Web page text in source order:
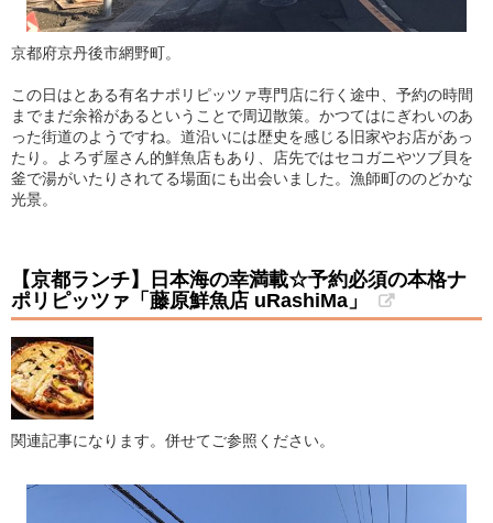
京都府京丹後市網野町。
この日はとある有名ナポリピッツァ専門店に行く途中、予約の時間
までまだ余裕があるということで周辺散策。かつてはにぎわいのあ
った街道のようですね。道沿いには歴史を感じる旧家やお店があっ
たり。よろず屋さん的鮮魚店もあり、店先ではセコガニやツブ貝を
釜で湯がいたりされてる場面にも出会いました。漁師町ののどかな
光景。
【京都ランチ】日本海の幸満載☆予約必須の本格ナ
ポリピッツァ「藤原鮮魚店 uRashiMa」
関連記事になります。併せてご参照ください。